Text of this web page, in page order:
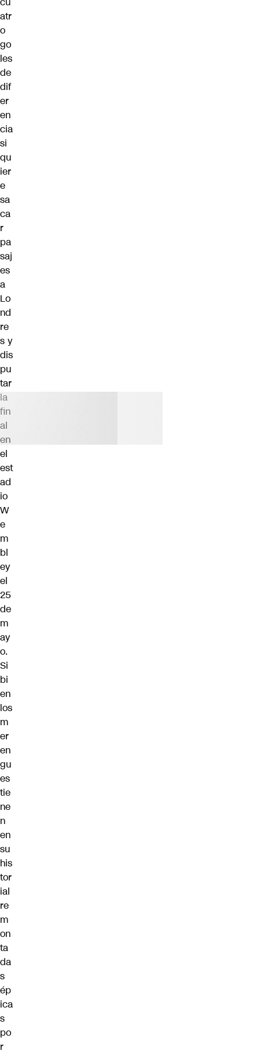
atr
o
go
les
de
dif
er
en
cia
si
qu
ier
e
sa
ca
r
pa
saj
es
a
Lo
nd
re
s y
dis
pu
tar
la
fin
al
en
el
est
ad
io
W
e
m
bl
ey
el
25
de
m
ay
o.
Si
bi
en
los
m
er
en
gu
es
tie
ne
n
en
su
his
tor
ial
re
m
on
ta
da
s
ép
ica
s
po
r